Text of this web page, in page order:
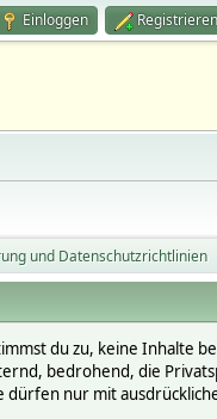
Einloggen Registrieren
und Datenschutzrichtlinien
du zu, keine Inhalte
bedrohend, die
nur mit